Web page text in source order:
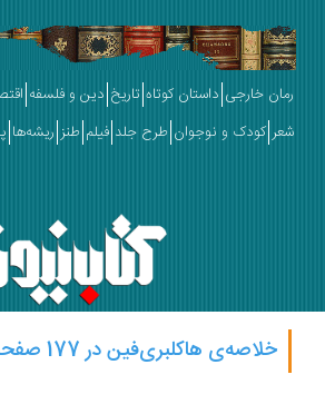
رمان خارجی داستان کوتاه تاریخ دین و فلسفه
شعر کودک و نوجوان طرح جلد فیلم طنز ریشه‌ها
خلاصه‌ی هاکلبری‌فین در 177 صفحه